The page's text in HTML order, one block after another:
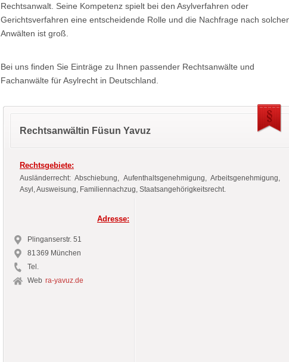
Rechtsanwalt. Seine Kompetenz spielt bei den Asylverfahren oder
Gerichtsverfahren eine entscheidende Rolle und die Nachfrage nach
Anwälten ist groß.
Bei uns finden Sie Einträge zu Ihnen passender Rechtsanwälte und
Fachanwälte für Asylrecht in Deutschland.
Rechtsanwältin Füsun Yavuz
Rechtsgebiete:
Ausländerrecht: Abschiebung, Aufenthaltsgenehmigung, Arbeitsgenehmigung,
Asyl, Ausweisung, Familiennachzug, Staatsangehörigkeitsrecht.
Adresse:
Plinganserstr. 51
81369 München
Tel.
Web ra-yavuz.de